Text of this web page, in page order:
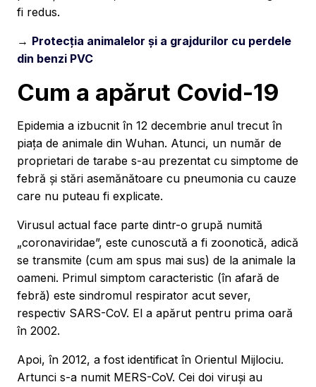
fi redus.
→ Protecția animalelor și a grajdurilor cu perdele
din benzi PVC
Cum a apărut Covid-19
Epidemia a izbucnit în 12 decembrie anul trecut în
piața de animale din Wuhan. Atunci, un număr de
proprietari de tarabe s-au prezentat cu simptome de
febră și stări asemănătoare cu pneumonia cu cauze
care nu puteau fi explicate.
Virusul actual face parte dintr-o grupă numită
„coronaviridae”, este cunoscută a fi zoonotică, adică
se transmite (cum am spus mai sus) de la animale la
oameni. Primul simptom caracteristic (în afară de
febră) este sindromul respirator acut sever,
respectiv SARS-CoV. El a apărut pentru prima oară
în 2002.
Apoi, în 2012, a fost identificat în Orientul Mijlociu.
Artunci s-a numit MERS-CoV. Cei doi viruși au